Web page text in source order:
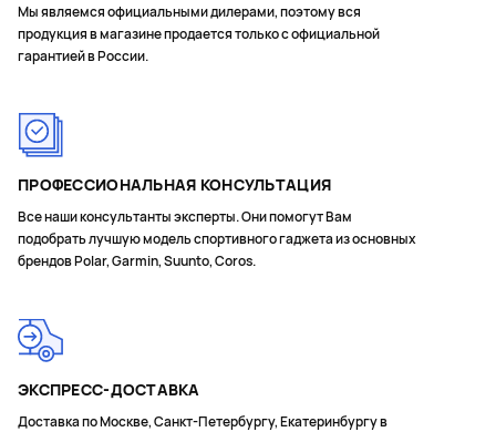
Мы являемся официальными дилерами, поэтому вся
продукция в магазине продается только с официальной
гарантией в России.
ПРОФЕССИОНАЛЬНАЯ КОНСУЛЬТАЦИЯ
Все наши консультанты эксперты. Они помогут Вам
подобрать лучшую модель спортивного гаджета из основных
брендов Polar, Garmin, Suunto, Coros.
ЭКСПРЕСС-ДОСТАВКА
Доставка по Москве, Санкт-Петербургу, Екатеринбургу в